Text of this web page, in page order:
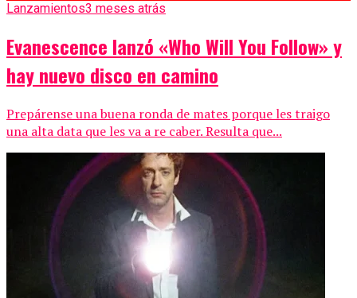
Lanzamientos3 meses atrás
Evanescence lanzó «Who Will You Follow» y
hay nuevo disco en camino
Prepárense una buena ronda de mates porque les traigo
una alta data que les va a re caber. Resulta que...